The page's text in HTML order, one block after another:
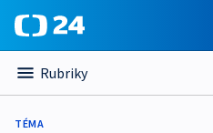
Rubriky
TÉMA